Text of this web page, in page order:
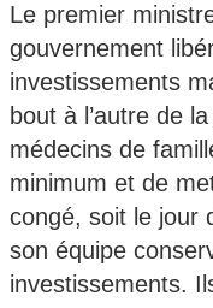
Le premier
gouvernement
investissements
bout à l’autre de
médecins de
minimum et de
congé, soit le jour
son équipe
investissements.